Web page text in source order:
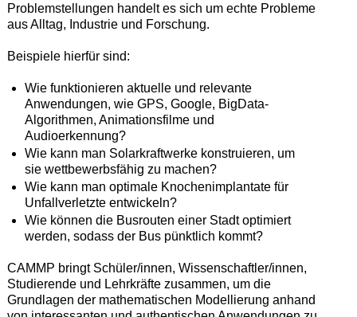
Problemstellungen handelt es sich um echte Probleme
aus Alltag, Industrie und Forschung.
Beispiele hierfür sind:
Wie funktionieren aktuelle und relevante
Anwendungen, wie GPS, Google, BigData-
Algorithmen, Animationsfilme und
Audioerkennung?
Wie kann man Solarkraftwerke konstruieren, um
sie wettbewerbsfähig zu machen?
Wie kann man optimale Knochenimplantate für
Unfallverletzte entwickeln?
Wie können die Busrouten einer Stadt optimiert
werden, sodass der Bus pünktlich kommt?
CAMMP bringt Schüler/innen, Wissenschaftler/innen,
Studierende und Lehrkräfte zusammen, um die
Grundlagen der mathematischen Modellierung anhand